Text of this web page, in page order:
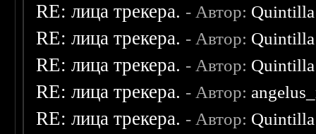
RE: лица трекера. - Автор: Quintilla
RE: лица трекера. - Автор: Quintilla
RE: лица трекера. - Автор: Quintilla
RE: лица трекера. - Автор:
RE: лица трекера. - Автор: Quintilla